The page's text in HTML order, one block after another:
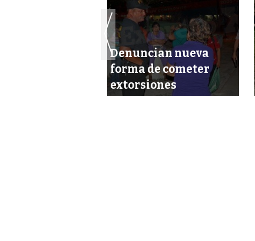
Denuncian nueva
forma de cometer
extorsiones